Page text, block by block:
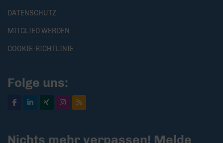
DATENSCHUTZ
MITGLIED WERDEN
COOKIE-RICHTLINIE
Folge uns:
Nichts mehr verpassen! Melde